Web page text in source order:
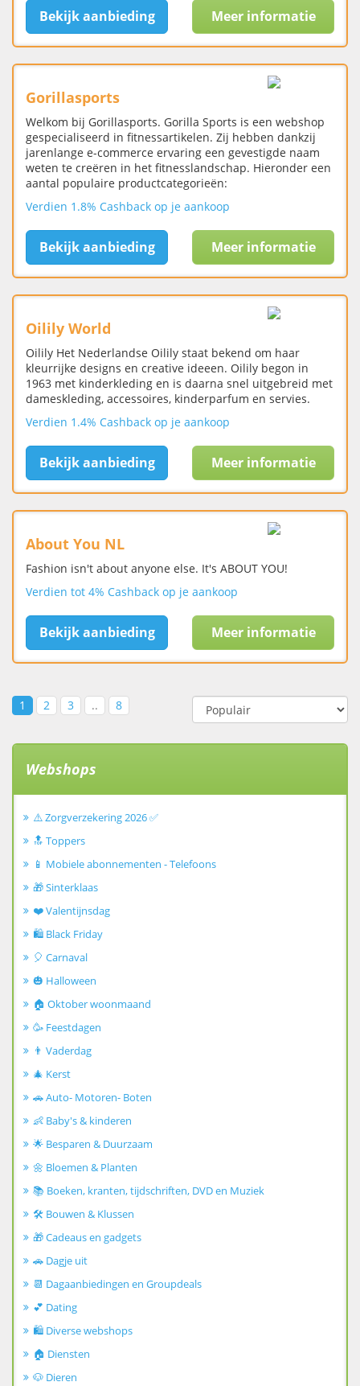
Bekijk aanbieding Meer informatie
Gorillasports
Welkom bij Gorillasports. Gorilla Sports is een webshop
gespecialiseerd in fitnessartikelen. Zij hebben dankzij
jarenlange e-commerce ervaring een gevestigde naam
weten te creëren in het fitnesslandschap. Hieronder een
aantal populaire productcategorieën:
Verdien 1.8% Cashback op je aankoop
Bekijk aanbieding Meer informatie
Oilily World
Oilily Het Nederlandse Oilily staat bekend om haar
kleurrijke designs en creative ideeen. Oilily begon in
1963 met kinderkleding en is daarna snel uitgebreid met
dameskleding, accessoires, kinderparfum en servies.
Verdien 1.4% Cashback op je aankoop
Bekijk aanbieding Meer informatie
About You NL
Fashion isn't about anyone else. It's ABOUT YOU!
Verdien tot 4% Cashback op je aankoop
Bekijk aanbieding Meer informatie
1 2 3 .. 8
Webshops
⚠️ Zorgverzekering 2026 ✅
🔝 Toppers
📱 Mobiele abonnementen - Telefoons
🎁 Sinterklaas
❤️ Valentijnsdag
🛍️ Black Friday
🎈 Carnaval
🎃 Halloween
🏠 Oktober woonmaand
🥳 Feestdagen
👨 Vaderdag
🎄 Kerst
🚗 Auto- Motoren- Boten
👶 Baby's & kinderen
🌟 Besparen & Duurzaam
🌼 Bloemen & Planten
📚 Boeken, kranten, tijdschriften, DVD en Muziek
🛠️ Bouwen & Klussen
🎁 Cadeaus en gadgets
🚗 Dagje uit
📆 Dagaanbiedingen en Groupdeals
💕 Dating
🛍️ Diverse webshops
🏠 Diensten
🐶 Dieren